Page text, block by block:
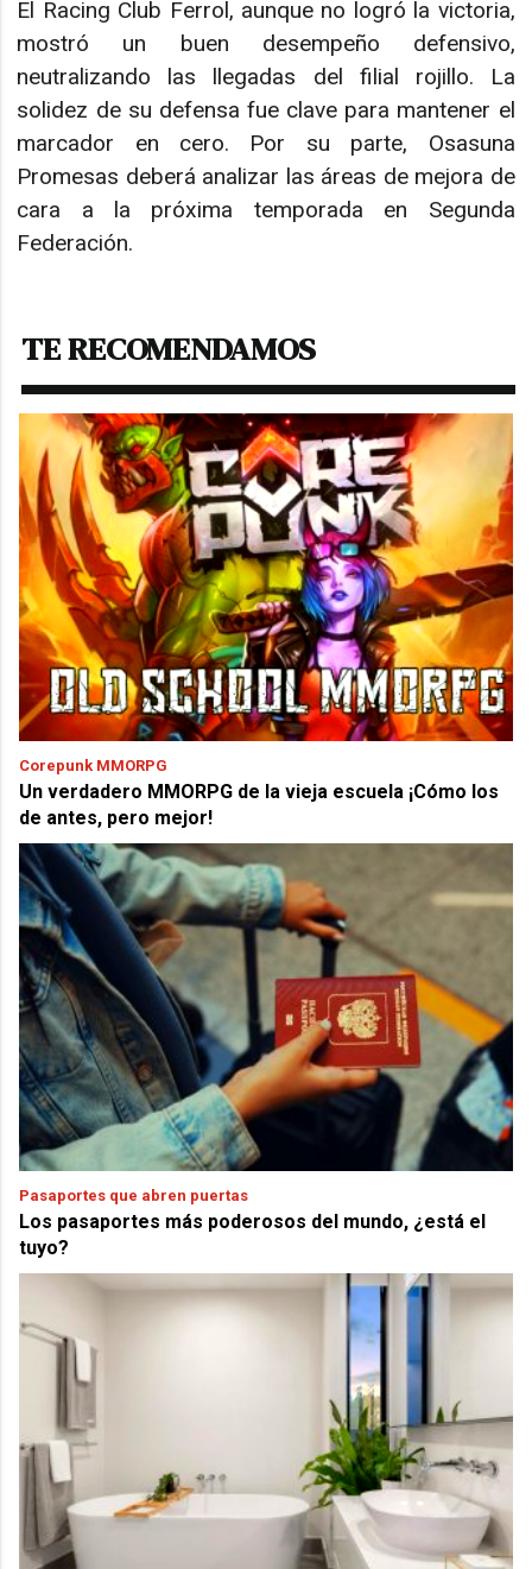
El Racing Club Ferrol, aunque no logró la victoria,
mostró un buen desempeño defensivo,
neutralizando las llegadas del filial rojillo. La
solidez de su defensa fue clave para mantener el
marcador en cero. Por su parte, Osasuna
Promesas deberá analizar las áreas de mejora de
cara a la próxima temporada en Segunda
Federación.
TE RECOMENDAMOS
Corepunk MMORPG
Un verdadero MMORPG de la vieja escuela ¡Cómo los
de antes, pero mejor!
Pasaportes que abren puertas
Los pasaportes más poderosos del mundo, ¿está el
tuyo?